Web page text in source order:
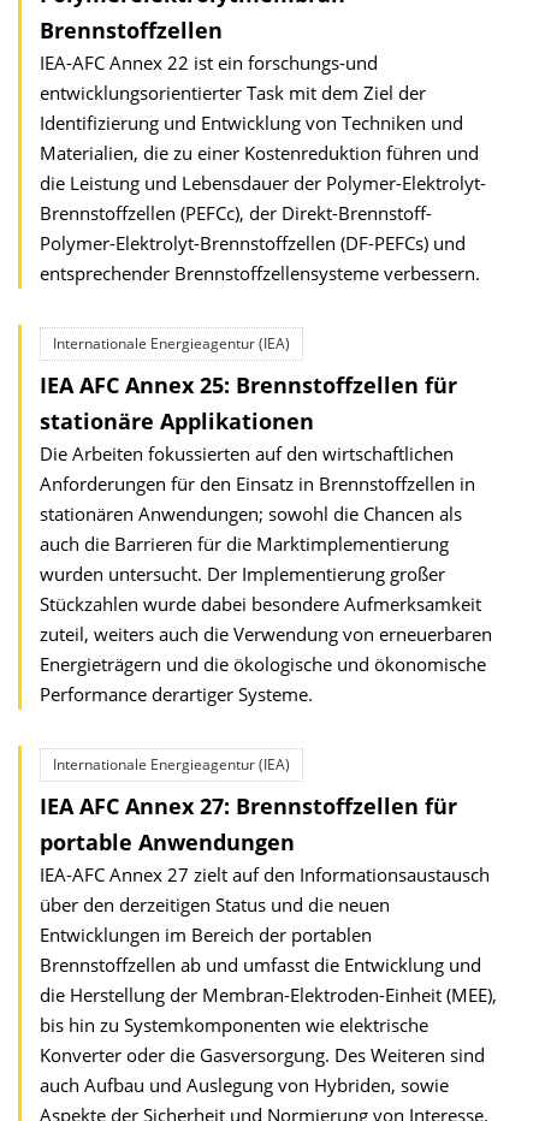
Brennstoffzellen
IEA-AFC Annex 22 ist ein forschungs-und
entwicklungsorientierter Task mit dem Ziel der
Identifizierung und Entwicklung von Techniken und
Materialien, die zu einer Kostenreduktion führen und
die Leistung und Lebensdauer der Polymer-Elektrolyt-
Brennstoffzellen (PEFCc), der Direkt-Brennstoff-
Polymer-Elektrolyt-Brennstoffzellen (DF-PEFCs) und
entsprechender Brennstoffzellensysteme verbessern.
Internationale Energieagentur (IEA)
IEA AFC Annex 25: Brennstoffzellen für
stationäre Applikationen
Die Arbeiten fokussierten auf den wirtschaftlichen
Anforderungen für den Einsatz in Brennstoffzellen in
stationären Anwendungen; sowohl die Chancen als
auch die Barrieren für die Marktimplementierung
wurden untersucht. Der Implementierung großer
Stückzahlen wurde dabei besondere Aufmerksamkeit
zuteil, weiters auch die Verwendung von erneuerbaren
Energieträgern und die ökologische und ökonomische
Performance derartiger Systeme.
Internationale Energieagentur (IEA)
IEA AFC Annex 27: Brennstoffzellen für
portable Anwendungen
IEA-AFC Annex 27 zielt auf den Informationsaustausch
über den derzeitigen Status und die neuen
Entwicklungen im Bereich der portablen
Brennstoffzellen ab und umfasst die Entwicklung und
die Herstellung der Membran-Elektroden-Einheit (MEE),
bis hin zu Systemkomponenten wie elektrische
Konverter oder die Gasversorgung. Des Weiteren sind
auch Aufbau und Auslegung von Hybriden, sowie
Aspekte der Sicherheit und Normierung von Interesse.